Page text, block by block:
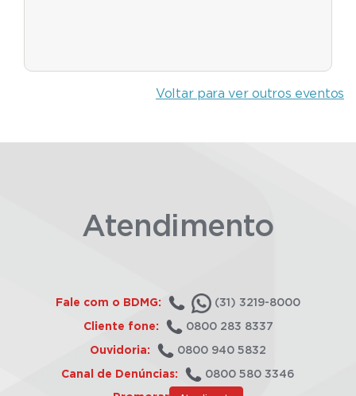
Voltar para ver outros eventos
Atendimento
Fale com o BDMG: (31) 3219-8000
Cliente fone: 0800 283 8337
Ouvidoria: 0800 940 5832
Canal de Denúncias: 0800 580 3346